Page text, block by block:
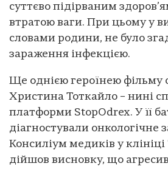
суттєво підірваним
втратою ваги. При цьому у
словами родини, не було
зараження інфекцією.
Ще однією героїнею фільму
Христина Тоткайло – нині
платформи StopOdrex. У її
діагностували онкологічне
Консиліум медиків у клініці
дійшов висновку, що